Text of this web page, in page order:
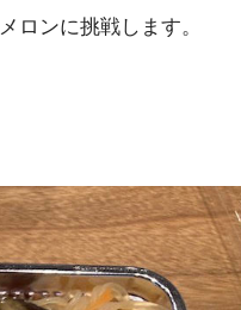
ロンに挑戦します。